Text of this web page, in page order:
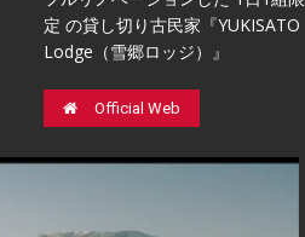
定 の貸し切り古民家『YUKISATO
Lodge（雪郷ロッジ）』
Official Web